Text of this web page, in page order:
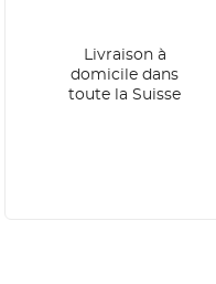
Livraison à
domicile dans
toute la Suisse